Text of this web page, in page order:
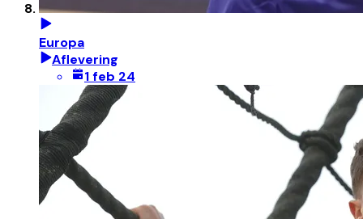
Europa
Aflevering
1 feb 24